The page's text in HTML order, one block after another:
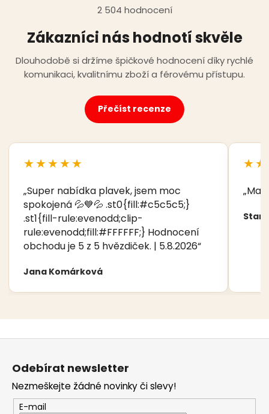
2 504 hodnocení
Zákazníci nás hodnotí skvěle
Dlouhodobě si držíme špičkové hodnocení díky rychlé
komunikaci, kvalitnímu zboží a férovému přístupu.
Přečíst recenze
★★★★★
„Super nabídka plavek, jsem moc
spokojená 💦💙💦 .st0{fill:#c5c5c5;}
.st1{fill-rule:evenodd;clip-
rule:evenodd;fill:#FFFFFF;} Hodnocení
obchodu je 5 z 5 hvězdiček. | 5.8.2026“
Jana Komárková
Z
Odebírat newsletter
Nezmeškejte žádné novinky či slevy!
E-mail